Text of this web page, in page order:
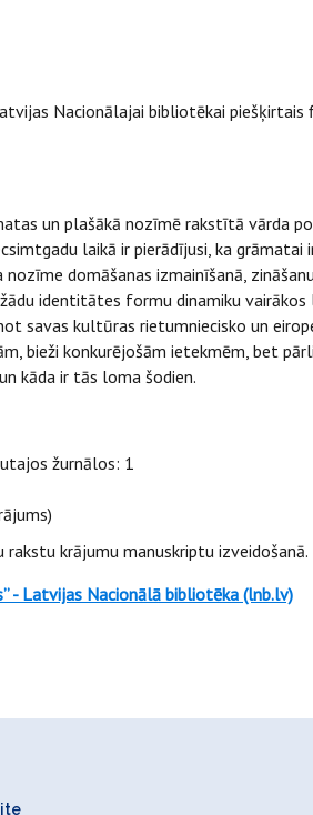
Nacionālajai bibliotēkai piešķirtais
un plašākā nozīmē rakstītā vārda
laikā ir pierādījusi, ka
domāšanas izmainīšanā,
identitātes formu dinamiku vairākos
savas kultūras rietumniecisko un
bieži konkurējošām ietekmēm, bet
kāda ir tās loma šodien.
žurnālos: 1
krājumu manuskriptu izveidošanā.
- Latvijas Nacionālā bibliotēka (lnb.lv)